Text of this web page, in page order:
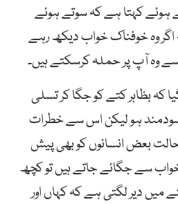
ہوئے کہتا ہے کہ سوتے ہوئے
اگر وہ خوفناک خواب دیکھ رہے
وہ آپ پر حملہ کرسکتے ہیں۔
بظاہر کتے کو جگا کر تسلی
ہو لیکن اس سے خطرات
بعض انسانوں کو بھی پیش
سے جگائے جاتے ہیں تو کچھ
دیر لگتی ہے کہ کہاں اور